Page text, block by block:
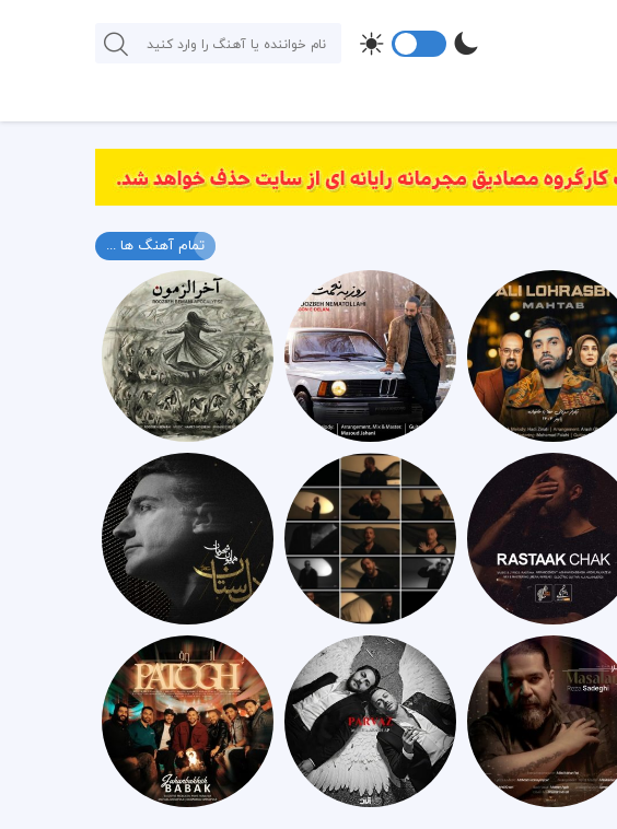
تمام آهنگ ها ...